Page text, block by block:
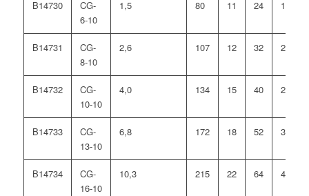
B14730
CG-
6-10
1,5 80 11 24 19
B14731
CG-
8-10
2,6 107 12 32 24
B14732
CG-
10-10
4,0 134 15 40 29
B14733
CG-
13-10
6,8 172 18 52 38
B14734
CG-
16-10
10,3 215 22 64 47